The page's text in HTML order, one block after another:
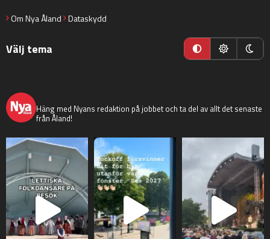
Om Nya Åland Dataskydd
Välj tema
Häng med Nyans redaktion på jobbet och ta del av allt det senaste
från Åland!